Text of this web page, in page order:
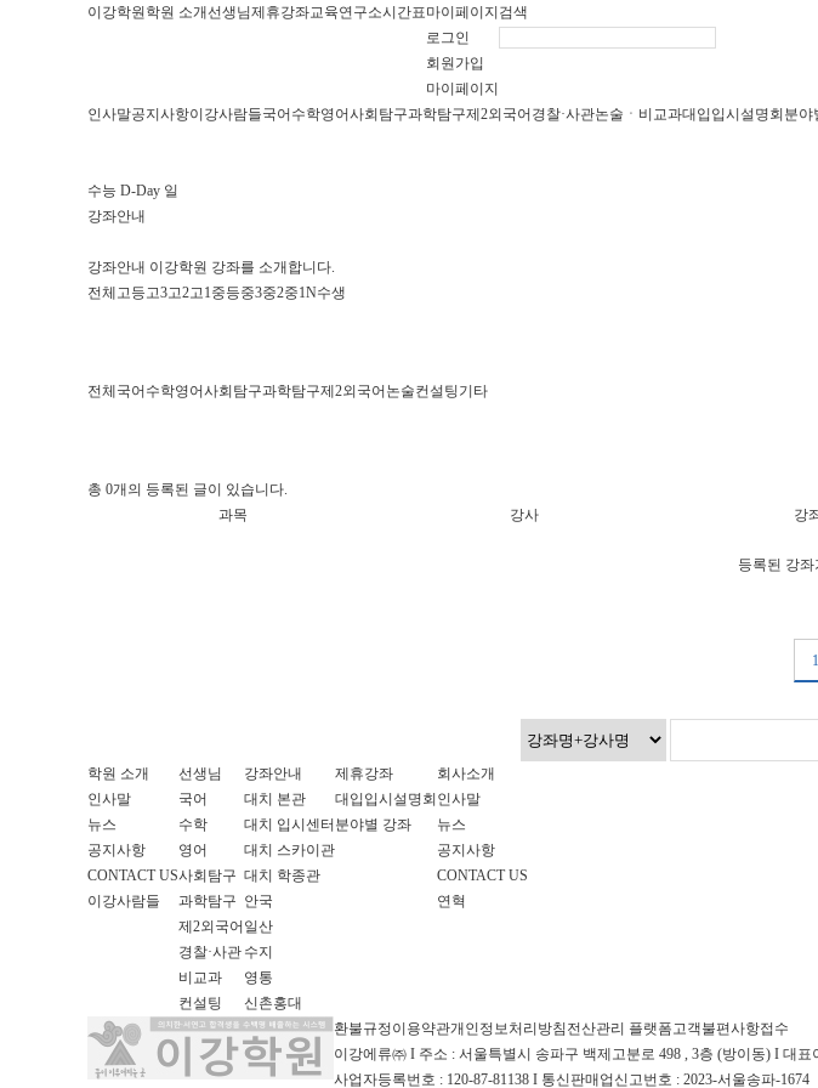
이강학원 학원 소개선생님제휴강좌교육연구소시간표마이페이지
로그인
회원가입
마이페이지
검색
인사말공지사항이강사람들국어 수학영어사회탐구과학탐구제2외국어 경찰·사관논술ㆍ비교과대입입시설명회 분야
수능 D-Day 일
강좌안내
강좌안내 이강학원 강좌를 소개합니다.
전체 고등고3고2고1중등중3중2중1N수생
전체 국어 수학영어사회탐구과학탐구제2외국어 논술컨설팅기타
총 0개의 등록된 글이 있습니다.
과목
강사 강
등록된 강
1
학원 소개
인사말
뉴스
공지사항
CONTACT US
이강사람들
선생님
국어
수학
영어
사회탐구
과학탐구
제2외국어
경찰·사관
비교과
컨설팅
강좌안내
대치 본관
대치 입시센터
대치 스카이관
대치 학종관
안국
일산
수지
영통
신촌홍대
제휴강좌
대입입시설명회
분야별 강좌
회사소개
인사말
뉴스
공지사항
CONTACT US
연혁
환불규정이용약관개인정보처리방침 전산관리 플랫폼고객불편사항접수
이강에류㈜ I 주소 : 서울특별시 송파구 백제고분로 498 , 3층 (방이동) I 대표
사업자등록번호 : 120-87-81138 I 통신판매업신고번호 : 2023-서울송파-1674